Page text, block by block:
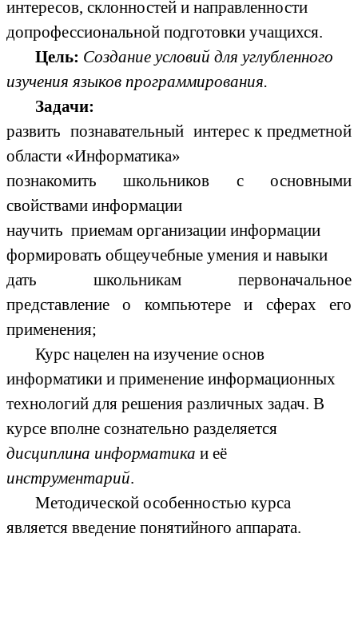
интересов, склонностей и направленности
допрофессиональной подготовки учащихся.
Цель: Создание условий для углубленного
изучения языков программирования.
Задачи:
развить познавательный интерес к предметной
области «Информатика»
познакомить школьников с основными
свойствами информации
научить приемам организации информации
формировать общеучебные умения и навыки
дать школьникам первоначальное
представление о компьютере и сферах его
применения;
Курс нацелен на изучение основ
информатики и применение информационных
технологий для решения различных задач. В
курсе вполне сознательно разделяется
дисциплина информатика и её
инструментарий.
Методической особенностью курса
является введение понятийного аппарата.